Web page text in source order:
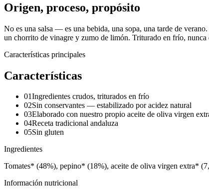
Origen, proceso, propósito
No es una salsa — es una bebida, una sopa, una tarde de
un chorrito de vinagre y zumo de limón. Triturado en frío, nunca
Características principales
Características
01Ingredientes crudos, triturados en frío
02Sin conservantes — estabilizado por acidez natural
03Elaborado con nuestro propio aceite de oliva virgen
04Receta tradicional andaluza
05Sin gluten
Ingredientes
Tomates* (48%), pepino* (18%), aceite de oliva virgen extra*
Información nutricional